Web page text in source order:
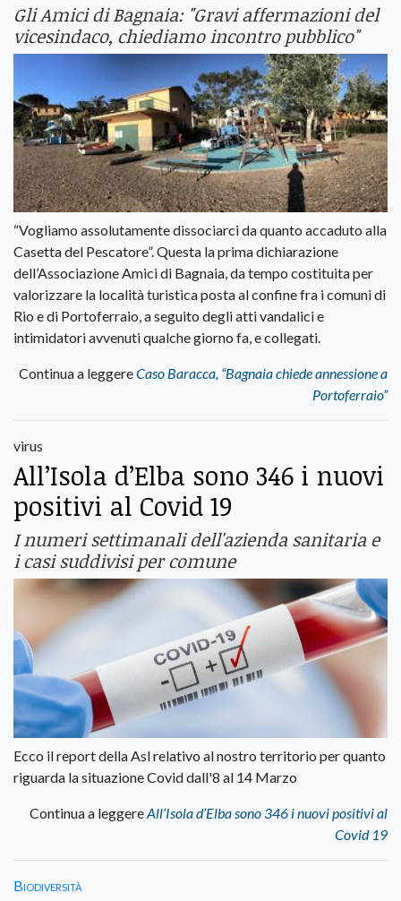
Gli Amici di Bagnaia: "Gravi affermazioni del
vicesindaco, chiediamo incontro pubblico"
“Vogliamo assolutamente dissociarci da quanto accaduto alla
Casetta del Pescatore”. Questa la prima dichiarazione
dell’Associazione Amici di Bagnaia, da tempo costituita per
valorizzare la località turistica posta al confine fra i comuni di
Rio e di Portoferraio, a seguito degli atti vandalici e
intimidatori avvenuti qualche giorno fa, e collegati.
Continua a leggereCaso Baracca, “Bagnaia chiede annessione a
Portoferraio”
virus
All’Isola d’Elba sono 346 i nuovi
positivi al Covid 19
I numeri settimanali dell'azienda sanitaria e
i casi suddivisi per comune
Ecco il report della Asl relativo al nostro territorio per quanto
riguarda la situazione Covid dall'8 al 14 Marzo
Continua a leggereAll’Isola d’Elba sono 346 i nuovi positivi al
Covid 19
Biodiversità